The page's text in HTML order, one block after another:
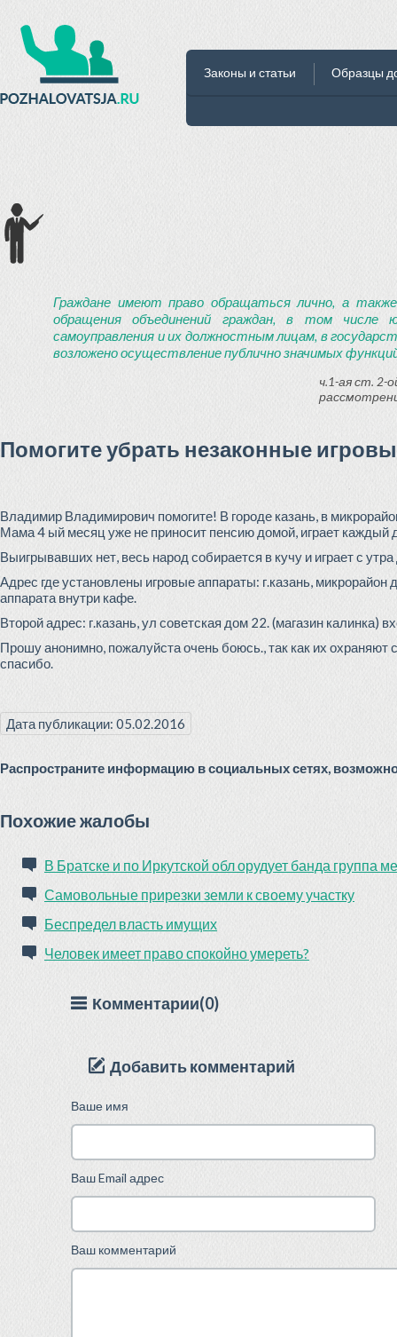
Законы и статьи Образцы
Граждане имеют право обращаться лично, а
обращения объединений граждан, в том числе
самоуправления и их должностным лицам, в
возложено осуществление публично значимых
ч.1-ая ст. 2-
Помогите убрать незаконные
Владимир Владимирович помогите! В городе казань, в
Мама 4 ый месяц уже не приносит пенсию домой, играет каждый
Выигрывавших нет, весь народ собирается в кучу и играет с
Адрес где установлены игровые аппараты: г.казань,
аппарата внутри кафе.
Второй адрес: г.казань, ул советская дом 22. (магазин калинка)
Прошу анонимно, пожалуйста очень боюсь., так как их
спасибо.
Дата публикации: 05.02.2016
Распространите информацию в социальных сетях,
Похожие жалобы
В Братске и по Иркутской обл орудует банда группа
Самовольные прирезки земли к своему участку
Беспредел власть имущих
Человек имеет право спокойно умереть?
Комментарии(0)
Добавить комментарий
Ваше имя
Ваш Email адрес
Ваш комментарий